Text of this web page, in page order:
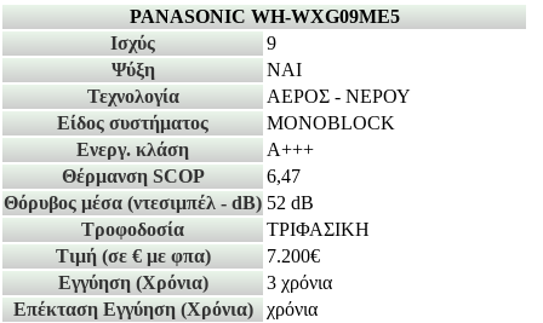
PANASONIC WH-WXG09ME5
Ισχύς
9
Ψύξη
ΝΑΙ
Τεχνολογία
ΑΕΡΟΣ - ΝΕΡΟΥ
Είδος συστήματος
MONOBLOCK
Ενεργ. κλάση
A+++
Θέρμανση SCOP
6,47
Θόρυβος μέσα (ντεσιμπέλ - dB) 52 dB
Τροφοδοσία
ΤΡΙΦΑΣΙΚΗ
Τιμή (σε € με φπα)
7.200€
Εγγύηση (Χρόνια)
3 χρόνια
Επέκταση Εγγύηση (Χρόνια) χρόνια